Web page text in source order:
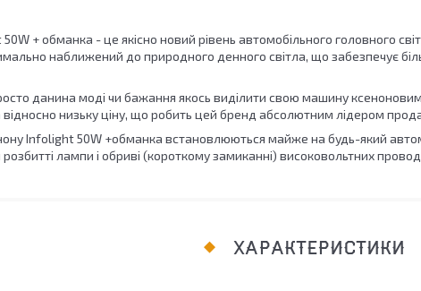
+ обманка - це якісно новий рівень автомобільного головного
наближений до природного денного світла, що забезпечує
данина моді чи бажання якось виділити свою машину
відносно низьку ціну, що робить цей бренд абсолютним лідером
Infolight 50W +обманка встановлюються майже на будь-який
лампи і обриві (короткому замиканні) високовольтних
ХАРАКТЕРИСТИКИ